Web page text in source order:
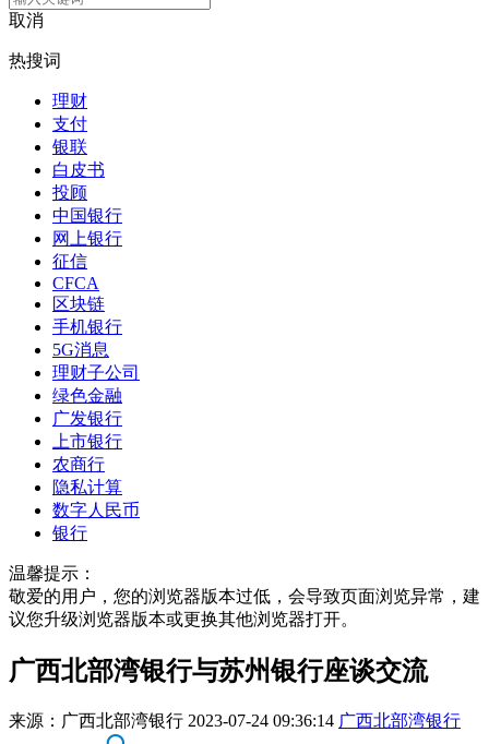
取消
热搜词
理财
支付
银联
白皮书
投顾
中国银行
网上银行
征信
CFCA
区块链
手机银行
5G消息
理财子公司
绿色金融
广发银行
上市银行
农商行
隐私计算
数字人民币
银行
温馨提示：
敬爱的用户，您的浏览器版本过低，会导致页面浏览异常，建
议您升级浏览器版本或更换其他浏览器打开。
广西北部湾银行与苏州银行座谈交流
来源： 广西北部湾银行 2023-07-24 09:36:14 广西北部湾银行